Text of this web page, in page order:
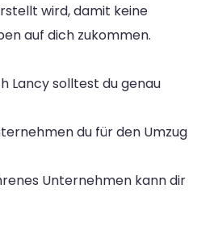
wird, damit keine
auf dich zukommen.
Lancy solltest du genau
du für den Umzug
Unternehmen kann dir